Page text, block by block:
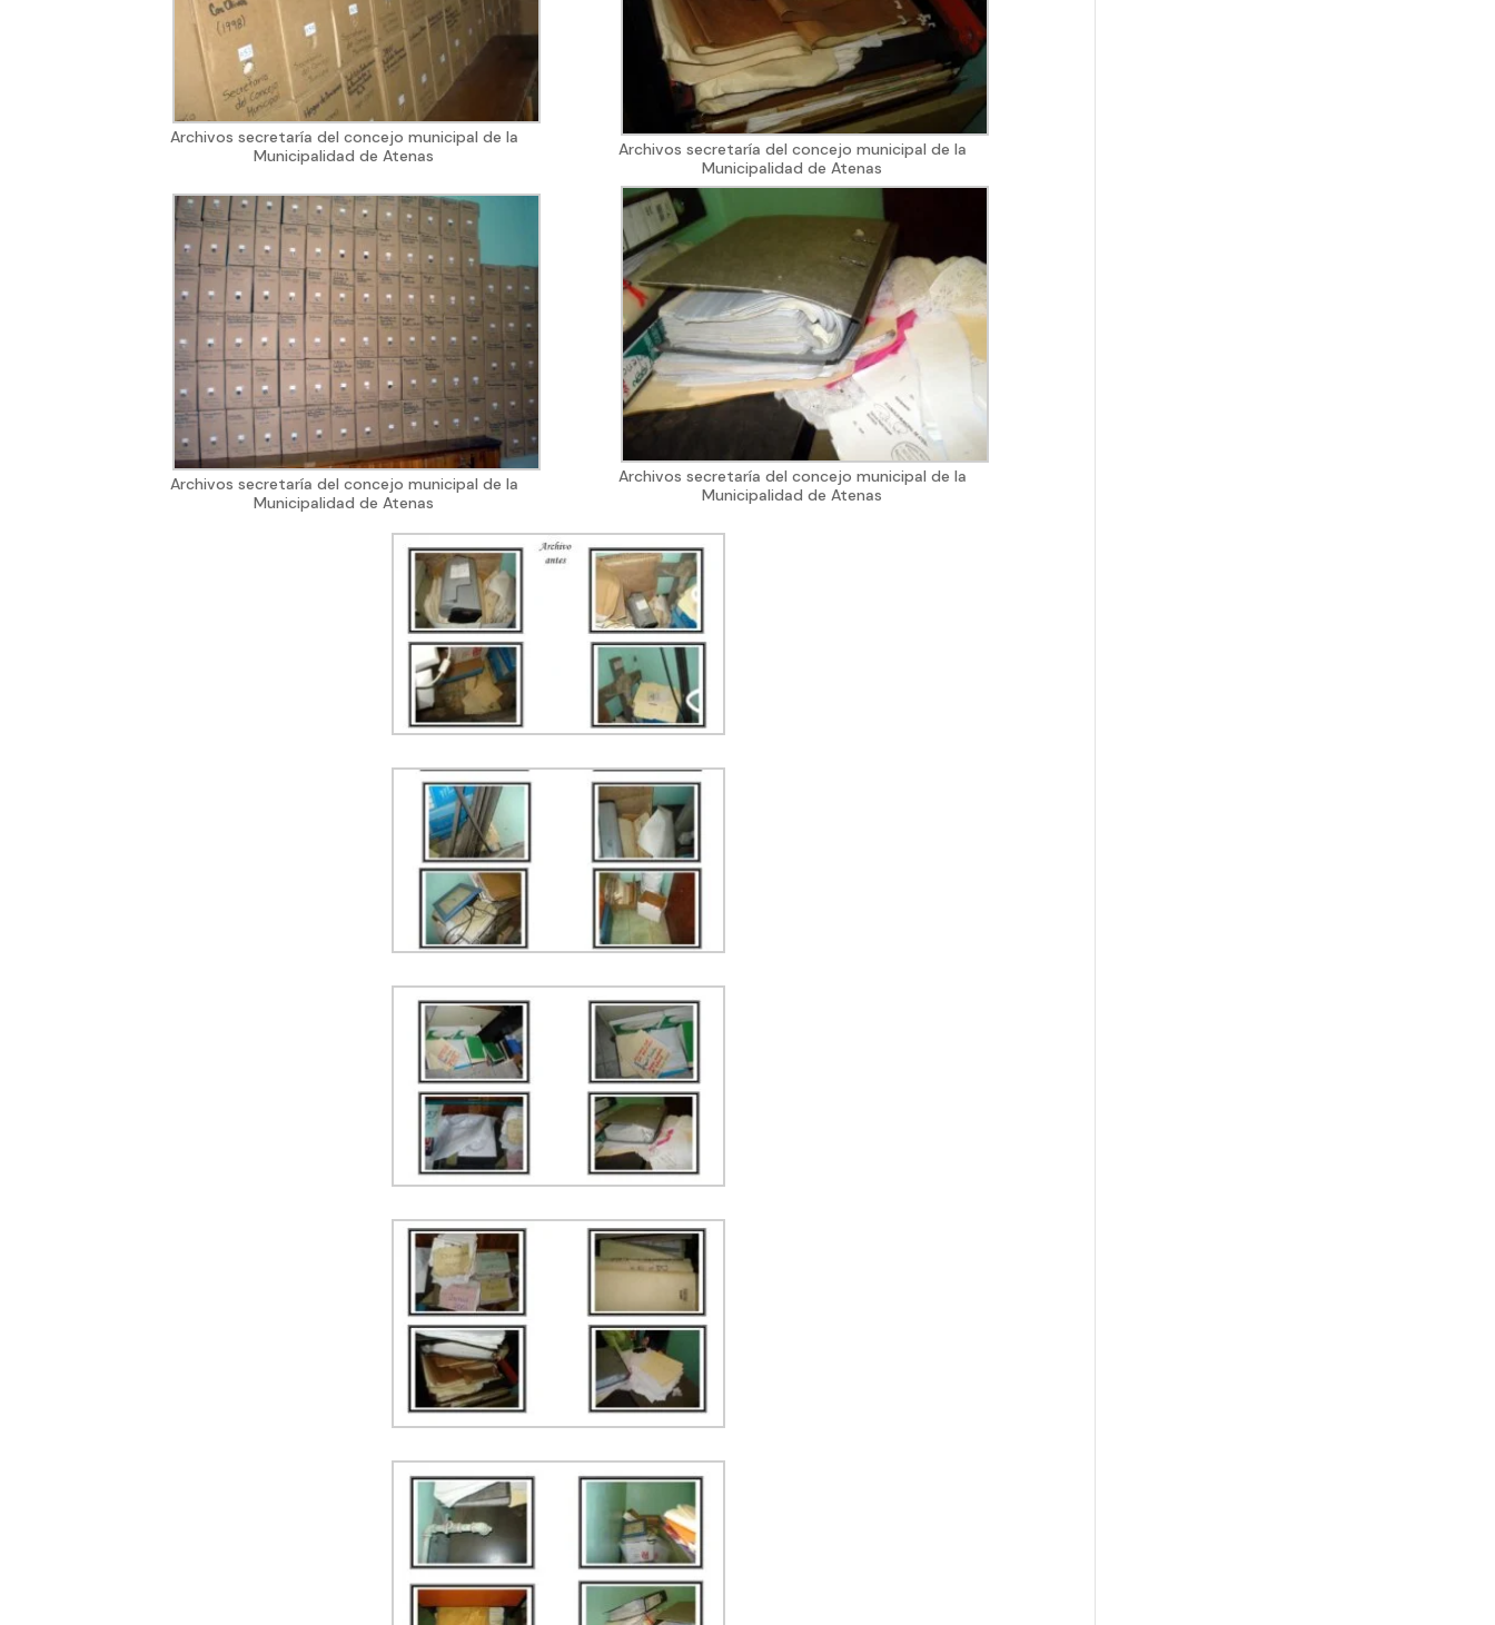
Archivos secretaría del concejo municipal de la
Municipalidad de Atenas
Archivos secretaría del concejo municipal de la
Municipalidad de Atenas
Archivos secretaría del concejo municipal de la
Municipalidad de Atenas
Archivos secretaría del concejo municipal de la
Municipalidad de Atenas